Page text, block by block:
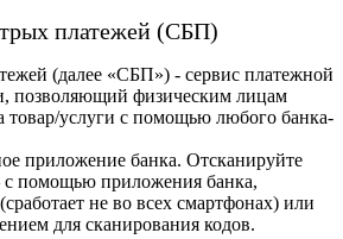
платежей (СБП)
(далее «СБП») - сервис платежной
позволяющий физическим лицам
товар/услуги с помощью любого банка-
приложение банка. Отсканируйте
с помощью приложения банка,
не во всех смартфонах) или
для сканирования кодов.